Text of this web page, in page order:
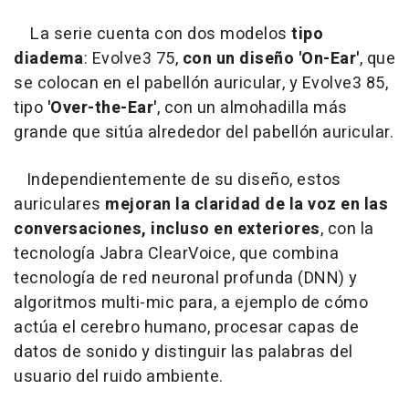
La serie cuenta con dos modelos tipo
diadema: Evolve3 75, con un diseño 'On-Ear', que
se colocan en el pabellón auricular, y Evolve3 85,
tipo 'Over-the-Ear', con un almohadilla más
grande que sitúa alrededor del pabellón auricular.
Independientemente de su diseño, estos
auriculares mejoran la claridad de la voz en las
conversaciones, incluso en exteriores, con la
tecnología Jabra ClearVoice, que combina
tecnología de red neuronal profunda (DNN) y
algoritmos multi-mic para, a ejemplo de cómo
actúa el cerebro humano, procesar capas de
datos de sonido y distinguir las palabras del
usuario del ruido ambiente.